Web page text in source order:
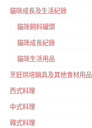
貓咪成長及生活紀錄
貓咪飼料罐頭
貓咪成長紀錄
貓咪生活用品
烹飪烘培鍋具及其他食材用品
西式料理
中式料理
韓式料理